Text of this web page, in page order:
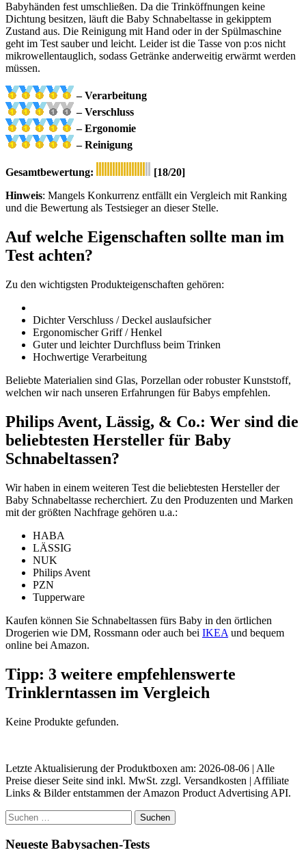
Babyhänden fest umschließen. Da die Trinköffnungen keine
Dichtung besitzen, läuft die Baby Schnabeltasse in gekipptem
Zustand aus. Die Reinigung mit Hand oder in der Spülmaschine
geht im Test sauber und leicht. Leider ist die Tasse von p:os nicht
mikrowellentauglich, sodass Getränke anderweitig erwärmt werden
müssen.
– Verarbeitung
– Verschluss
– Ergonomie
– Reinigung
Gesamtbewertung:
[18/20]
Hinweis: Mangels Konkurrenz entfällt ein Vergleich mit Ranking
und die Bewertung als Testsieger an dieser Stelle.
Auf welche Eigenschaften sollte man im
Test achten?
Zu den wichtigsten Produkteigenschaften gehören:
Dichter Verschluss / Deckel auslaufsicher
Ergonomischer Griff / Henkel
Guter und leichter Durchfluss beim Trinken
Hochwertige Verarbeitung
Beliebte Materialien sind Glas, Porzellan oder robuster Kunststoff,
welchen wir nach unseren Erfahrungen für Babys empfehlen.
Philips Avent, Lässig, & Co.: Wer sind die
beliebtesten Hersteller für Baby
Schnabeltassen?
Wir haben in einem weiteren Test die beliebtesten Hersteller der
Baby Schnabeltasse recherchiert. Zu den Produzenten und Marken
mit der größten Nachfrage gehören u.a.:
HABA
LÄSSIG
NUK
Philips Avent
PZN
Tupperware
Kaufen können Sie Schnabeltassen fürs Baby in den örtlichen
Drogerien wie DM, Rossmann oder auch bei IKEA und bequem
online bei Amazon.
Tipp: 3 weitere empfehlenswerte
Trinklerntassen im Vergleich
Keine Produkte gefunden.
Letzte Aktualisierung der Produktboxen am: 2026-08-06 | Alle
Preise dieser Seite sind inkl. MwSt. zzgl. Versandkosten | Affiliate
Links & Bilder entstammen der Amazon Product Advertising API.
Suchen
nach:
Neueste Babysachen-Tests